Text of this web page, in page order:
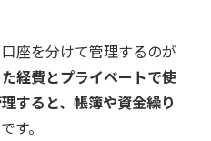
座を分けて管理するのが
経費とプライベートで使
すると、帳簿や資金繰り
です。